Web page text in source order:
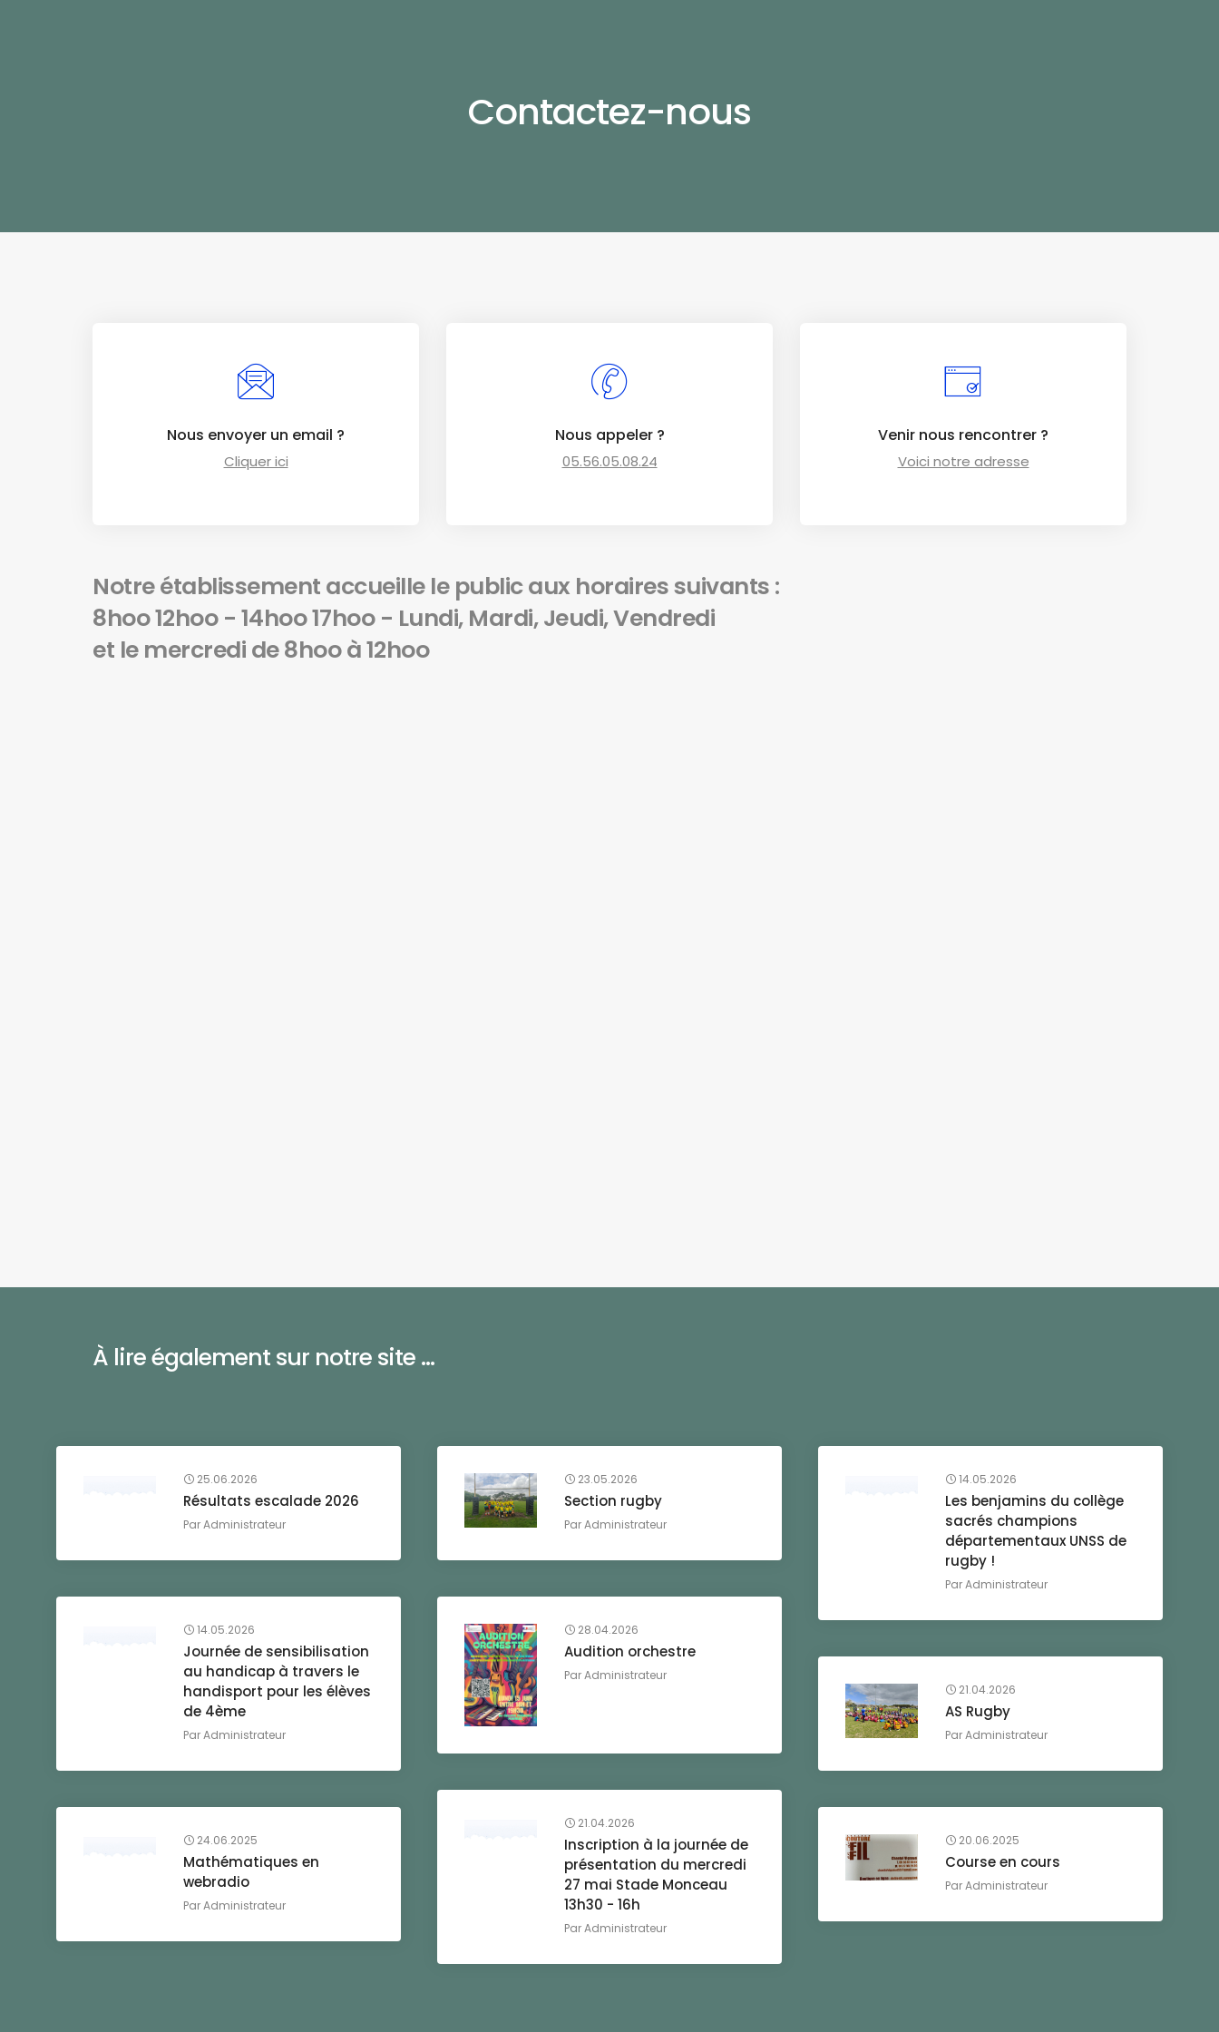
Contactez-nous
Nous envoyer un email ?
Cliquer ici
Nous appeler ?
05.56.05.08.24
Venir nous rencontrer ?
Voici notre adresse
Notre établissement accueille le public aux horaires suivants :
8hoo 12hoo - 14hoo 17hoo - Lundi, Mardi, Jeudi, Vendredi
et le mercredi de 8hoo à 12hoo
À lire également sur notre site ...
25.06.2026
Résultats escalade 2026
ParAdministrateur
23.05.2026
Section rugby
ParAdministrateur
14.05.2026
Les benjamins du collège
sacrés champions
départementaux UNSS de
rugby !
ParAdministrateur
14.05.2026
Journée de sensibilisation
au handicap à travers le
handisport pour les élèves
de 4ème
ParAdministrateur
28.04.2026
Audition orchestre
ParAdministrateur
21.04.2026
AS Rugby
ParAdministrateur
21.04.2026
Inscription à la journée de
présentation du mercredi
27 mai Stade Monceau
13h30 - 16h
ParAdministrateur
24.06.2025
Mathématiques en
webradio
ParAdministrateur
20.06.2025
Course en cours
ParAdministrateur